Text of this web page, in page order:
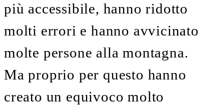
più accessibile, hanno ridotto
molti errori e hanno avvicinato
molte persone alla montagna.
Ma proprio per questo hanno
creato un equivoco molto